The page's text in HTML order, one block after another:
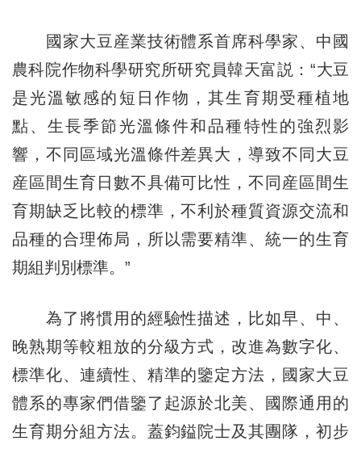
國家大豆産業技術體系首席科學家、中國
農科院作物科學研究所研究員韓天富説：“大豆
是光溫敏感的短日作物，其生育期受種植地
點、生長季節光溫條件和品種特性的強烈影
響，不同區域光溫條件差異大，導致不同大豆
産區間生育日數不具備可比性，不同産區間生
育期缺乏比較的標準，不利於種質資源交流和
品種的合理佈局，所以需要精準、統一的生育
期組判別標準。”
為了將慣用的經驗性描述，比如早、中、
晚熟期等較粗放的分級方式，改進為數字化、
標準化、連續性、精準的鑒定方法，國家大豆
體系的專家們借鑒了起源於北美、國際通用的
生育期分組方法。蓋鈞鎰院士及其團隊，初步